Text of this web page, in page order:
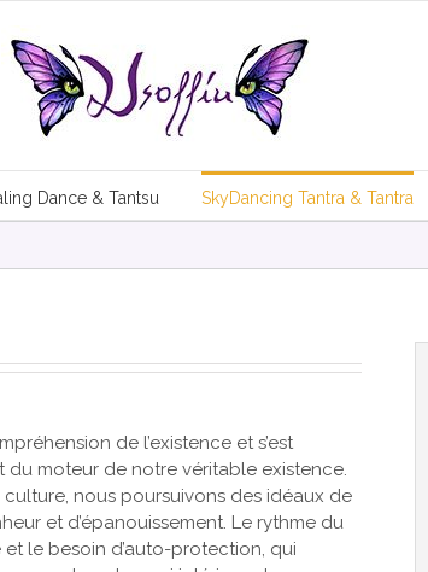
Dance & Tantsu SkyDancing Tantra & Tantra
de l’existence et s’est
du moteur de notre véritable existence.
nous poursuivons des idéaux de
et d’épanouissement. Le rythme du
le besoin d’auto-protection, qui